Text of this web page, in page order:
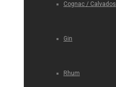
Cognac / Calvados
Gin
Rhum